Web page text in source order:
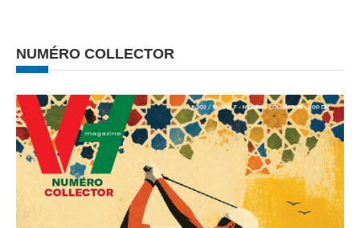
NUMÉRO COLLECTOR